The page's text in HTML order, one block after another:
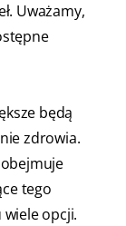
Uważamy,
będą
zdrowia.
tego
opcji.